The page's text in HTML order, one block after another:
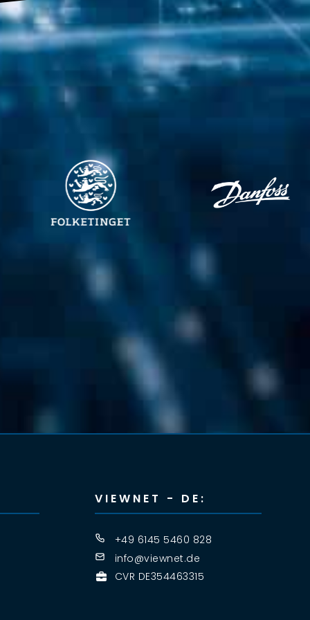
VIEWNET - DE:
+49 6145 5460 828
info@viewnet.de
CVR DE354463315